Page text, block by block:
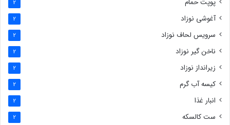
پوپت حمام 2
آغوشی نوزاد 2
سرویس لحاف نوزاد 2
ناخن گیر نوزاد 2
زیرانداز نوزاد 2
کیسه آب گرم 2
انبار غذا 2
ست کالسکه 2